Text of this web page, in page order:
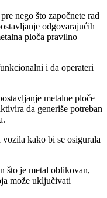
nego što započnete rad
odgovarajućih
ploča pravilno
i da operateri
metalne ploče
da generiše potreban
kako bi se osigurala
što je metal oblikovan,
može uključivati